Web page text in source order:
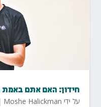
חידון: האם אתם באמת
על ידי Moshe Halickman